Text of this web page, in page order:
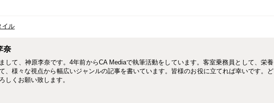
イル
奈
して、神原李奈です。4年前からCA Mediaで執筆活動をしています。客室乗務員として、栄養
、様々な視点から幅広いジャンルの記事を書いています。皆様のお役に立てれば幸いです。ど
しくお願い致します。